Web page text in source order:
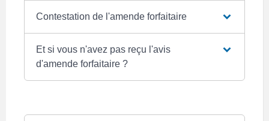
Contestation de l'amende forfaitaire
Et si vous n'avez pas reçu l'avis
d'amende forfaitaire ?